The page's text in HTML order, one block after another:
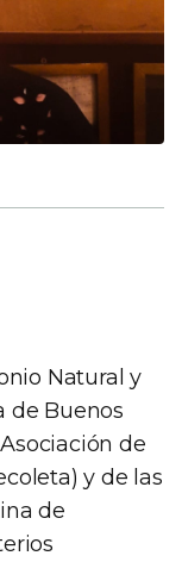
Natural y
de Buenos
de
y de las
de